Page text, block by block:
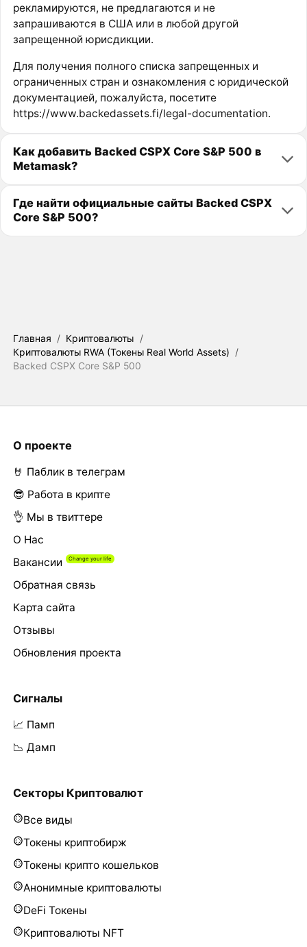
рекламируются, не предлагаются и не
запрашиваются в США или в любой другой
запрещенной юрисдикции.
Для получения полного списка запрещенных и
ограниченных стран и ознакомления с юридической
документацией, пожалуйста, посетите
https://www.backedassets.fi/legal-documentation.
Как добавить Backed CSPX Core S&P 500 в
Metamask?
Где найти официальные сайты Backed CSPX
Core S&P 500?
Главная / Криптовалюты /
Криптовалюты RWA (Токены Real World Assets) /
Backed CSPX Core S&P 500
О проекте
🤘 Паблик в телеграм
😎 Работа в крипте
👌 Мы в твиттере
О Нас
Вакансии
Обратная связь
Карта сайта
Отзывы
Обновления проекта
Сигналы
📈 Памп
📉 Дамп
Секторы Криптовалют
Все виды
Токены криптобирж
Токены крипто кошельков
Анонимные криптовалюты
DeFi Токены
Криптовалюты NFT